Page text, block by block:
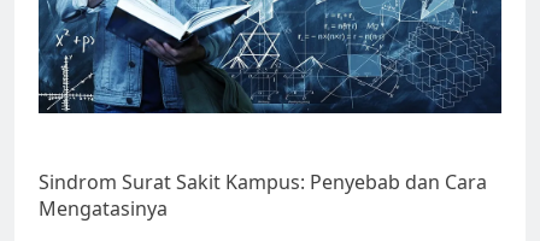
Sindrom Surat Sakit Kampus: Penyebab dan Cara
Mengatasinya